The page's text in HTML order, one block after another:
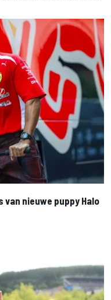
nieuwe puppy Halo